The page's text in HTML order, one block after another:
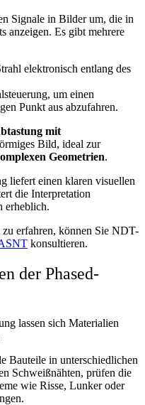
Signale in Bilder um, die in
anzeigen. Es gibt mehrere
elektronisch entlang des
um einen
Punkt aus abzufahren.
mit
Bild, ideal zur
Geometrien.
liefert einen klaren visuellen
die Interpretation
erheblich.
erfahren, können Sie NDT-
konsultieren.
der Phased-
lassen sich Materialien
Bauteile in unterschiedlichen
Schweißnähten, prüfen die
wie Risse, Lunker oder